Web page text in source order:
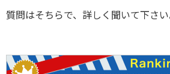
質問はそちらで、詳しく聞いて下さい